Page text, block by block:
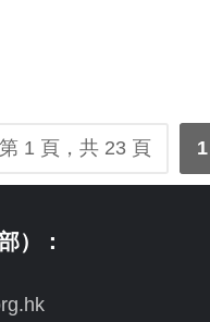
第 1 頁，共 23 頁 1
）：